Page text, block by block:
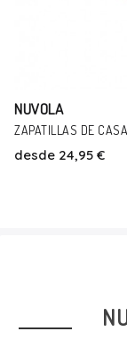
NUVOLA
ZAPATILLAS DE
desde 24,95 €